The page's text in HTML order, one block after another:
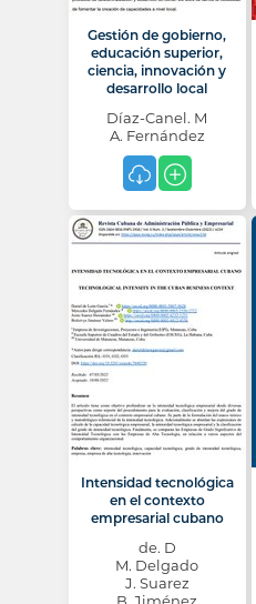
Gestión de gobierno,
educación superior,
ciencia, innovación y
desarrollo local
Díaz-Canel. M
A. Fernández
Intensidad tecnológica
en el contexto
empresarial cubano
de. D
M. Delgado
J. Suarez